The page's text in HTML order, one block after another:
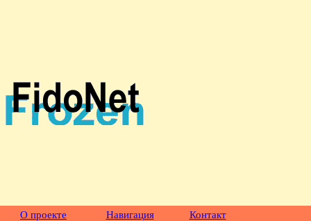
О проекте Навигация Контакт